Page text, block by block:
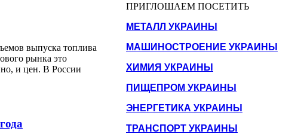
выпуска топлива
рынка это
и цен. В России
ПРИГЛОШАЕМ ПОСЕТИТЬ
МЕТАЛЛ УКРАИНЫ
МАШИНОСТРОЕНИЕ УКРАИНЫ
ХИМИЯ УКРАИНЫ
ПИЩЕПРОМ УКРАИНЫ
ЭНЕРГЕТИКА УКРАИНЫ
ТРАНСПОРТ УКРАИНЫ